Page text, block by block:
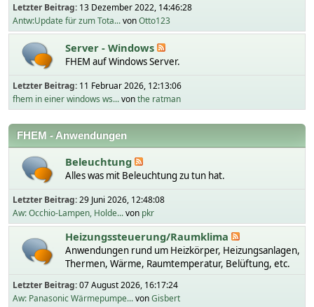
Letzter Beitrag: 13 Dezember 2022, 14:46:28
Antw:Update für zum Tota...vonOtto123
Server - Windows
FHEM auf Windows Server.
Letzter Beitrag: 11 Februar 2026, 12:13:06
fhem in einer windows ws...vonthe ratman
FHEM - Anwendungen
Beleuchtung
Alles was mit Beleuchtung zu tun hat.
Letzter Beitrag:29 Juni 2026, 12:48:08
Aw: Occhio-Lampen, Holde...von pkr
Heizungssteuerung/Raumklima
Anwendungen rund um Heizkörper, Heizungsanlagen,
Thermen, Wärme, Raumtemperatur, Belüftung, etc.
Letzter Beitrag:07 August 2026, 16:17:24
Aw: Panasonic Wärmepumpe...vonGisbert